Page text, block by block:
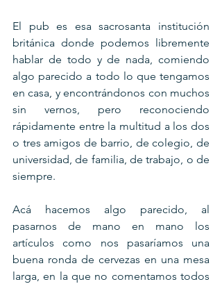
El pub es esa sacrosanta institución
británica donde podemos libremente
hablar de todo y de nada, comiendo
algo parecido a todo lo que tengamos
en casa, y encontrándonos con muchos
sin vernos, pero reconociendo
rápidamente entre la multitud a los dos
o tres amigos de barrio, de colegio, de
universidad, de familia, de trabajo, o de
siempre.
Acá hacemos algo parecido, al
pasarnos de mano en mano los
artículos como nos pasaríamos una
buena ronda de cervezas en una mesa
larga, en la que no comentamos todos